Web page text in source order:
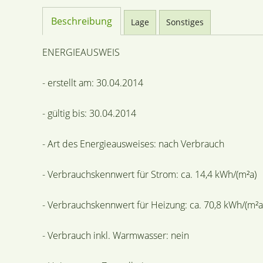
Beschreibung Lage Sonstiges
ENERGIEAUSWEIS
- erstellt am: 30.04.2014
- gültig bis: 30.04.2014
- Art des Energieausweises: nach Verbrauch
- Verbrauchskennwert für Strom: ca. 14,4 kWh/(m²a)
- Verbrauchskennwert für Heizung: ca. 70,8 kWh/
- Verbrauch inkl. Warmwasser: nein